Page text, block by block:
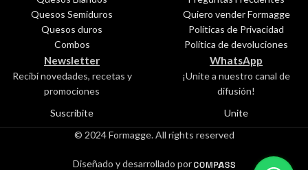
Quesos Semiduros
Quesos duros
Combos
Quiero vender Formagge
Políticas de Privacidad
Política de devoluciones
Newsletter
Recibí novedades, recetas y
promociones
Suscribite
WhatsApp
¡Unite a nuestro canal de
difusión!
Unite
© 2024 Formagge. All rights reserved
Diseñado y desarrollado por